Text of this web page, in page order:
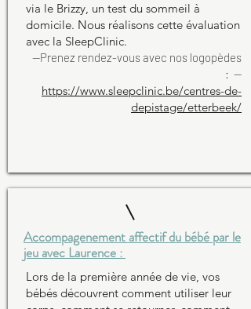
via le Brizzy, un test du sommeil à
domicile. Nous réalisons cette évaluation
avec la SleepClinic.
--Prenez rendez-vous avec nos logopèdes
: --
https://www.sleepclinic.be/centres-de-
depistage/etterbeek/
Accompagenement affectif du bébé par le
jeu avec Laurence :
Lors de la première année de vie, vos
bébés découvrent comment utiliser leur